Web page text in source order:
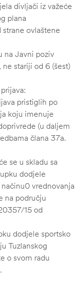
divljači iz važeće
plana
ovlaštene
na Javni poziv
stariji od 6 (šest)
pristiglih po
koju imenuje
(u daljem
člana 37a.
se u skladu sa
dodjele
vrednovanja
na području
15 od
dodjele sportsko
Tuzlanskog
o svom radu